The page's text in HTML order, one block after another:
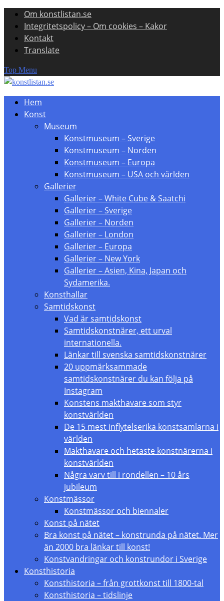
Skip
content
Om konstlistan.se
Integritetspolicy – Om cookies – Kakor
Kontakt
Translate
Top Menu
Hem
Konst
Museum
Konstmuseum – Sverige
Konstmuseum – Norden
Konstmuseum – Europa
Konstmuseum – USA och världen
Gallerier
Gallerier – White Cube & Saatchi
Gallerier – Sverige
Gallerier – Norden
Gallerier – London
Gallerier – Europa
Gallerier – New York
Gallerier – Asien, Kina, Japan och
Sydamerika.
Konsthallar
Samtidskonst
Vad är samtidskonst
Samtidskonstnärer, ett urval
internationella.
Länkar till svenska samtidskonstnärer
20 uppmärksammade
samtidskonstnärer du kan följa på
Instagram
Konstens makthavare som styr
konstvärlden
De 15 mest inflytelserika konstsamlarna i
världen
Makthavare och hetaste konstnärerna i
konstvärlden
Några varv till i rondellen – 10 års
jubileum
Konstmässor
Konstmässor och biennaler
Konst på nätet
Bra konst på nätet – konstrunda på nätet. Mer
än 2000 bra länkar till konst!
Konstvandringar och konstrundor i Sverige
Konsthistoria
Konsthistoria – från grottkonst till 1800-tal
Konsthistoria – tidslinje